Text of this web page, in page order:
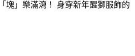
塊」樂滿瀉！ 身穿新年醒獅服飾的